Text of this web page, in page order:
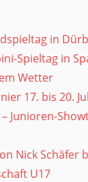
in
Spieltag in
Wetter
17. bis 20.
Junioren-
Nick Schäfer
U17